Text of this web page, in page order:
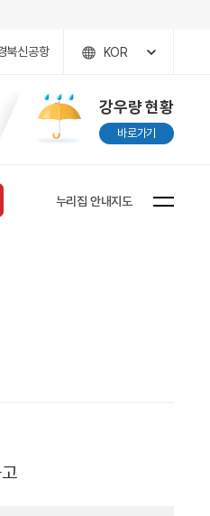
북신공항 KOR
강우량 현황
바로가기
누리집 안내지도